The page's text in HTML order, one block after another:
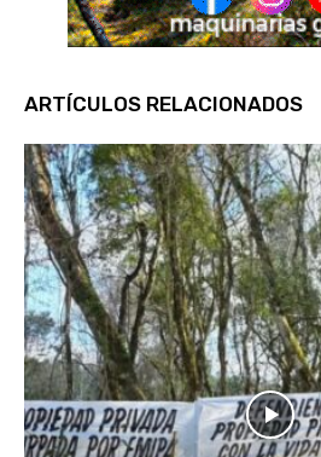
ARTÍCULOS RELACIONADOS